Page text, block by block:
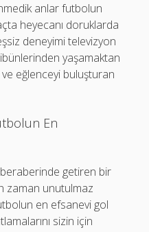
anlar futbolun
heyecanı doruklarda
deneyimi televizyon
yaşamaktan
eğlenceyi buluşturan
En
getiren bir
zaman unutulmaz
en efsanevi gol
sizin için